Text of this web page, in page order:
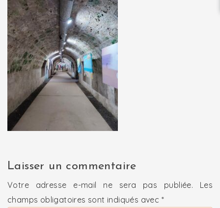
Laisser un commentaire
Votre adresse e-mail ne sera pas publiée.
Les
champs obligatoires sont indiqués avec *